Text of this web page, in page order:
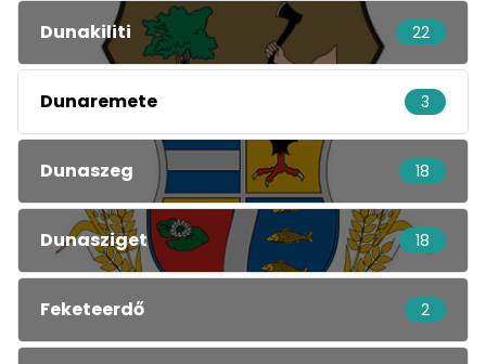
Dunakiliti 22
Dunaremete 3
Dunaszeg 18
Dunasziget 18
Feketeerdő 2